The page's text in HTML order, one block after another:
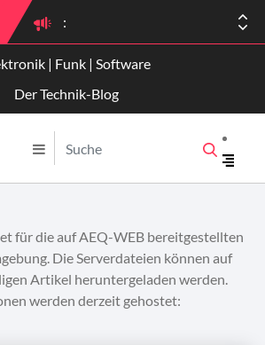
:
:
| Funk | Software
Der Technik-Blog
für die auf AEQ-WEB bereitgestellten
Die Serverdateien können auf
Artikel heruntergeladen werden.
werden derzeit gehostet: